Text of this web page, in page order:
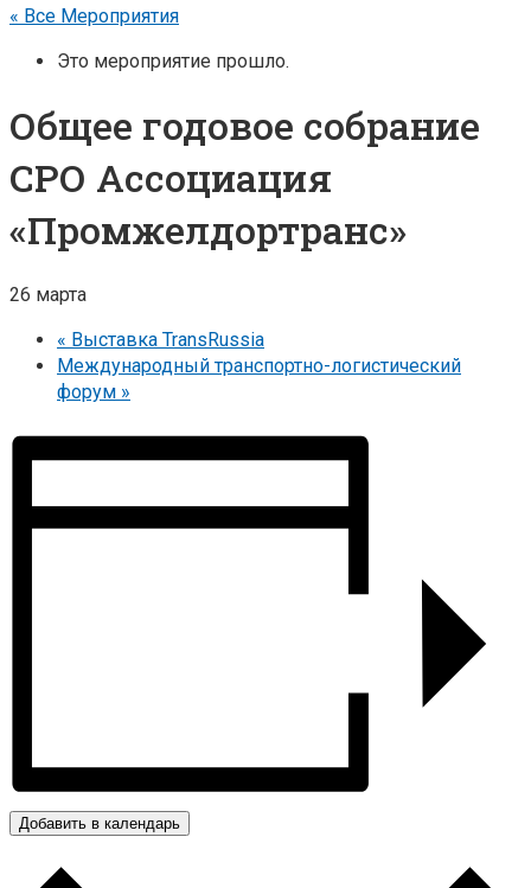
« Все Мероприятия
Это мероприятие прошло.
Общее годовое собрание
СРО Ассоциация
«Промжелдортранс»
26 марта
« Выставка TransRussia
Международный транспортно-логистический
форум »
Добавить в календарь